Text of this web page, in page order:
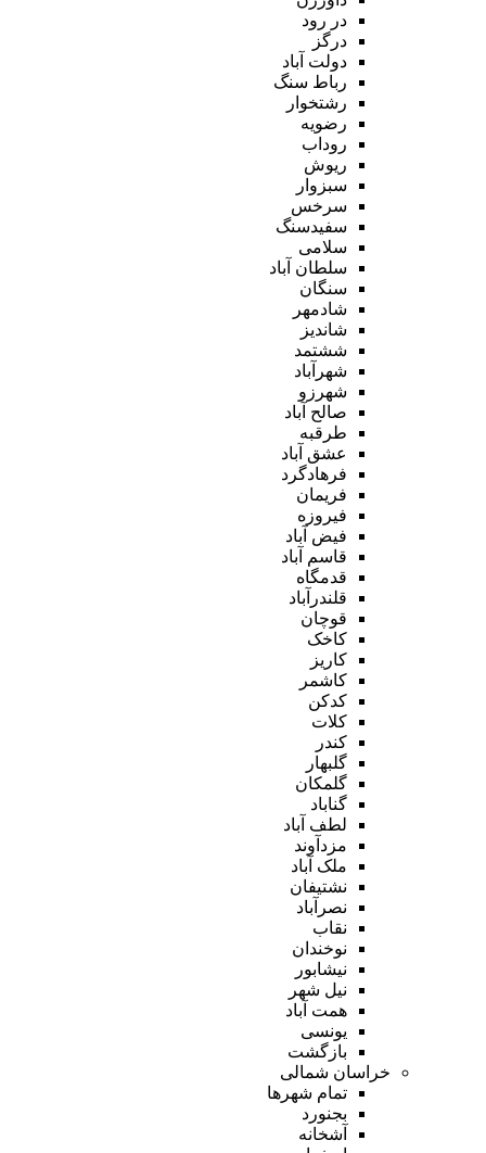
در رود
درگز
دولت آباد
رباط سنگ
رشتخوار
رضویه
روداب
ریوش
سبزوار
سرخس
سفیدسنگ
سلامی
سلطان آباد
سنگان
شادمهر
شاندیز
ششتمد
شهرآباد
شهرزو
صالح آباد
طرقبه
عشق آباد
فرهادگرد
فریمان
فیروزه
فیض آباد
قاسم آباد
قدمگاه
قلندرآباد
قوچان
کاخک
کاریز
کاشمر
کدکن
کلات
کندر
گلبهار
گلمکان
گناباد
لطف آباد
مزدآوند
ملک آباد
نشتیفان
نصرآباد
نقاب
نوخندان
نیشابور
نیل شهر
همت آباد
یونسی
بازگشت
خراسان شمالی
تمام شهر‌ها
بجنورد
آشخانه